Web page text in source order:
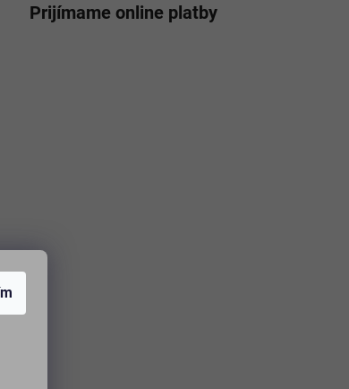
Prijímame online platby